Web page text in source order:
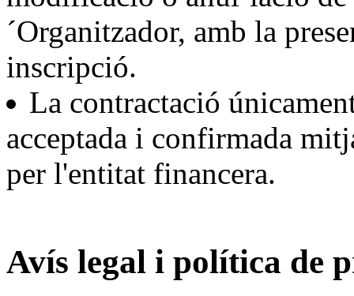
´Organitzador, amb la
inscripció.
La contractació
acceptada i confirmada
per l'entitat financera.
Avís legal i política de